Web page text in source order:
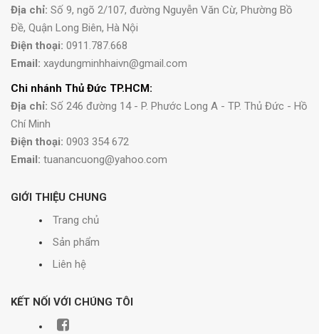
Địa chỉ: Số 9, ngõ 2/107, đường Nguyễn Văn Cừ, Phường Bồ
Đề, Quận Long Biên, Hà Nội
Điện thoại: 0911.787.668
Email: xaydungminhhaivn@gmail.com
Chi nhánh Thủ Đức TP.HCM:
Địa chỉ: Số 246 đường 14 - P. Phước Long A - TP. Thủ Đức - Hồ
Chí Minh
Điện thoại: 0903 354 672
Email: tuanancuong@yahoo.com
GIỚI THIỆU CHUNG
Trang chủ
Sản phẩm
Liên hệ
KẾT NỐI VỚI CHÚNG TÔI